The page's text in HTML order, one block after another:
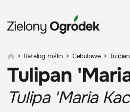
> Katalog roślin > Cebulowe >
Tulipan
Tulipa 'Maria